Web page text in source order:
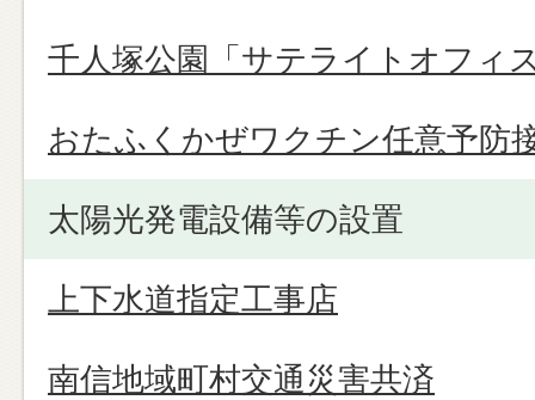
千人塚公園「サテライトオフィ
おたふくかぜワクチン任意予防
太陽光発電設備等の設置
上下水道指定工事店
南信地域町村交通災害共済